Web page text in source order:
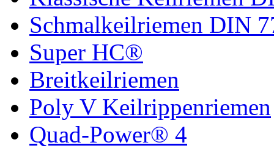
Schmalkeilriemen DIN
Super HC®
Breitkeilriemen
Poly V Keilrippenriemen
Quad-Power® 4